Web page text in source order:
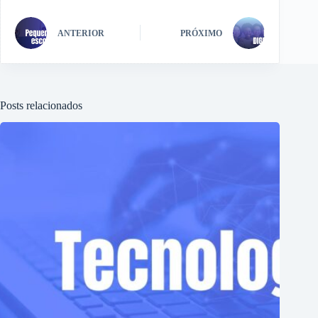
ANTERIOR PRÓXIMO
Posts relacionados